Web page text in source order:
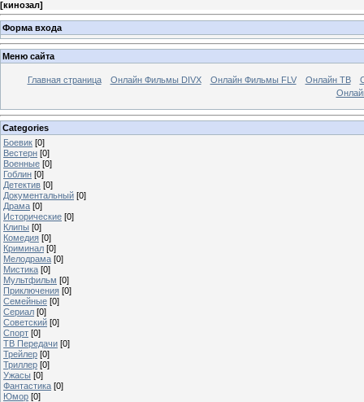
[кинозал]
Форма входа
Меню сайта
Главная страница Онлайн Фильмы DIVX Онлайн Фильмы FLV Онлайн ТВ
Categories
Боевик [0]
Вестерн [0]
Военные [0]
Гоблин [0]
Детектив [0]
Документальный [0]
Драма [0]
Исторические [0]
Клипы [0]
Комедия [0]
Криминал [0]
Мелодрама [0]
Мистика [0]
Мультфильм [0]
Приключения [0]
Семейные [0]
Сериал [0]
Советский [0]
Спорт [0]
ТВ Передачи [0]
Трейлер [0]
Триллер [0]
Ужасы [0]
Фантастика [0]
Юмор [0]